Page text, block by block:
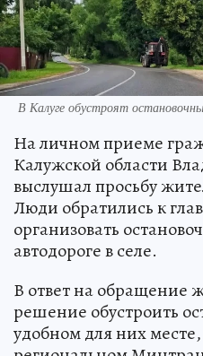
В Калуге обустроят
На личном приеме
Калужской области
выслушал просьбу
Люди обратились к
организовать
автодороге в селе.
В ответ на обращение
решение обустроить
удобном для них